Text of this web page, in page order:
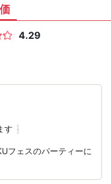
4.29
❕
フェスのパーティーに